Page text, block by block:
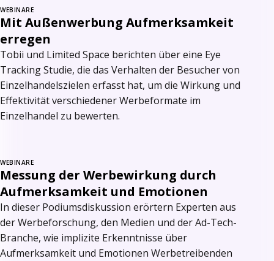
WEBINARE
Mit Außenwerbung Aufmerksamkeit
erregen
Tobii und Limited Space berichten über eine Eye
Tracking Studie, die das Verhalten der Besucher von
Einzelhandelszielen erfasst hat, um die Wirkung und
Effektivität verschiedener Werbeformate im
Einzelhandel zu bewerten.
WEBINARE
Messung der Werbewirkung durch
Aufmerksamkeit und Emotionen
In dieser Podiumsdiskussion erörtern Experten aus
der Werbeforschung, den Medien und der Ad-Tech-
Branche, wie implizite Erkenntnisse über
Aufmerksamkeit und Emotionen Werbetreibenden